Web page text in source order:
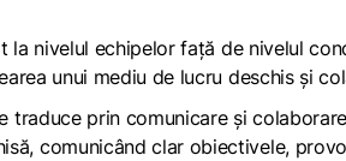
nivelul echipelor față de nivelul
unui mediu de lucru deschis și
traduce prin comunicare și
comunicând clar obiectivele,